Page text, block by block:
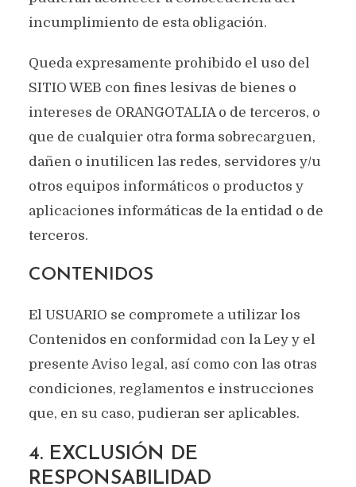
incumplimiento de esta obligación.
Queda expresamente prohibido el uso del
SITIO WEB con fines lesivas de bienes o
intereses de ORANGOTALIA o de terceros, o
que de cualquier otra forma sobrecarguen,
dañen o inutilicen las redes, servidores y/u
otros equipos informáticos o productos y
aplicaciones informáticas de la entidad o de
terceros.
CONTENIDOS
El USUARIO se compromete a utilizar los
Contenidos en conformidad con la Ley y el
presente Aviso legal, así como con las otras
condiciones, reglamentos e instrucciones
que, en su caso, pudieran ser aplicables.
4. EXCLUSIÓN DE
RESPONSABILIDAD